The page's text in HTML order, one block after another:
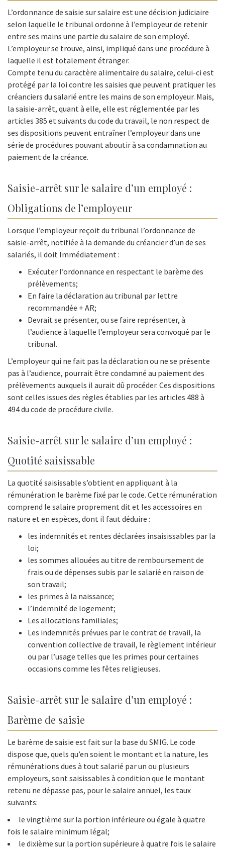
L’ordonnance de saisie sur salaire est une décision judiciaire
selon laquelle le tribunal ordonne à l’employeur de retenir
entre ses mains une partie du salaire de son employé.
L’employeur se trouve, ainsi, impliqué dans une procédure à
laquelle il est totalement étranger.
Compte tenu du caractère alimentaire du salaire, celui-ci est
protégé par la loi contre les saisies que peuvent pratiquer les
créanciers du salarié entre les mains de son employeur. Mais,
la saisie-arrêt, quant à elle, elle est réglementée par les
articles 385 et suivants du code du travail, le non respect de
ses dispositions peuvent entraîner l’employeur dans une
série de procédures pouvant aboutir à sa condamnation au
paiement de la créance.
Saisie-arrêt sur le salaire d’un employé :
Obligations de l’employeur
Lorsque l’employeur reçoit du tribunal l’ordonnance de
saisie-arrêt, notifiée à la demande du créancier d’un de ses
salariés, il doit Immédiatement :
Exécuter l’ordonnance en respectant le barème des
prélèvements;
En faire la déclaration au tribunal par lettre
recommandée + AR;
Devrait se présenter, ou se faire représenter, à
l’audience à laquelle l’employeur sera convoqué par le
tribunal.
L’employeur qui ne fait pas la déclaration ou ne se présente
pas à l’audience, pourrait être condamné au paiement des
prélèvements auxquels il aurait dû procéder. Ces dispositions
sont celles issues des règles établies par les articles 488 à
494 du code de procédure civile.
Saisie-arrêt sur le salaire d’un employé :
Quotité saisissable
La quotité saisissable s’obtient en appliquant à la
rémunération le barème fixé par le code. Cette rémunération
comprend le salaire proprement dit et les accessoires en
nature et en espèces, dont il faut déduire :
les indemnités et rentes déclarées insaisissables par la
loi;
les sommes allouées au titre de remboursement de
frais ou de dépenses subis par le salarié en raison de
son travail;
les primes à la naissance;
l’indemnité de logement;
Les allocations familiales;
Les indemnités prévues par le contrat de travail, la
convention collective de travail, le règlement intérieur
ou par l’usage telles que les primes pour certaines
occasions comme les fêtes religieuses.
Saisie-arrêt sur le salaire d’un employé :
Barème de saisie
Le barème de saisie est fait sur la base du SMIG. Le code
dispose que, quels qu’en soient le montant et la nature, les
rémunérations dues à tout salarié par un ou plusieurs
employeurs, sont saisissables à condition que le montant
retenu ne dépasse pas, pour le salaire annuel, les taux
suivants:
le vingtième sur la portion inférieure ou égale à quatre
fois le salaire minimum légal;
le dixième sur la portion supérieure à quatre fois le salaire